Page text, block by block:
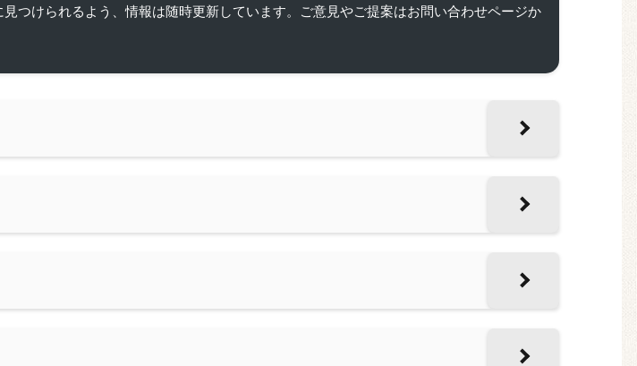
つけられるよう、情報は随時更新しています。ご意見やご提案はお問い合わせページか